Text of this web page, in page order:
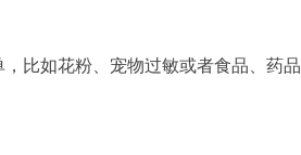
比如花粉、宠物过敏或者食品、药品